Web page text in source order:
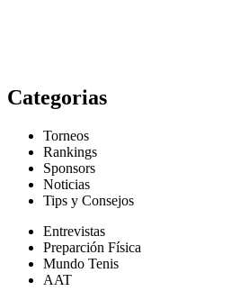
Categorias
Torneos
Rankings
Sponsors
Noticias
Tips y Consejos
Entrevistas
Preparción Física
Mundo Tenis
AAT